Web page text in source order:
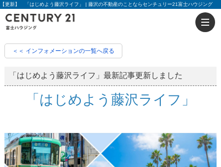
【更新】 「はじめよう藤沢ライフ」 | 藤沢の不動産のことならセンチュリー21富士ハウジング
＜＜ インフォメーションの一覧へ戻る
「はじめよう藤沢ライフ」最新記事更新しました
「はじめよう藤沢ライフ」